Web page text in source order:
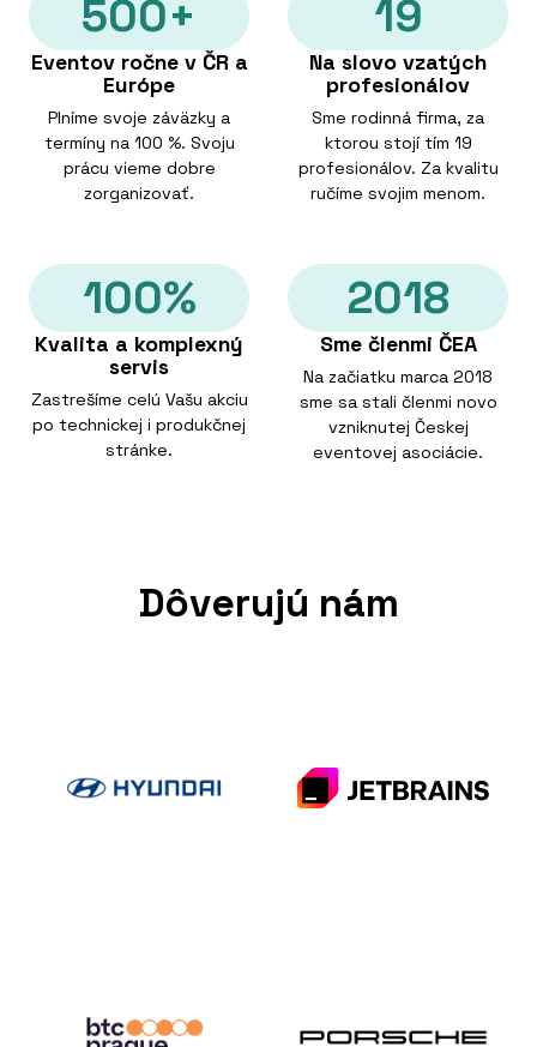
500+
Eventov ročne v ČR a
Európe
Plníme svoje záväzky a
termíny na 100 %. Svoju
prácu vieme dobre
zorganizovať.
19
Na slovo vzatých
profesionálov
Sme rodinná firma, za
ktorou stojí tím 19
profesionálov. Za kvalitu
ručíme svojim menom.
100%
Kvalita a komplexný
servis
Zastrešíme celú Vašu akciu
po technickej i produkčnej
stránke.
2018
Sme členmi ČEA
Na začiatku marca 2018
sme sa stali členmi novo
vzniknutej Českej
eventovej asociácie.
Dôverujú nám